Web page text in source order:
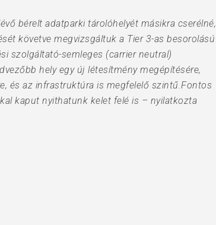
bérelt adatparki tárolóhelyét másikra cserélné,
követve megvizsgáltuk a Tier 3-as besorolású
szolgáltató-semleges (carrier neutral)
hely egy új létesítmény megépítésére,
és az infrastruktúra is megfelelő szintű.Fontos
kaput nyithatunk kelet felé is – nyilatkozta